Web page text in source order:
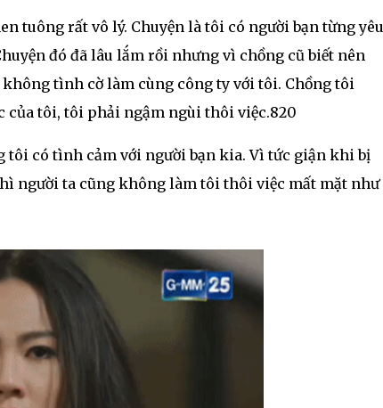
tuông rất vô lý. Chuyện là tôi có người bạn từng yêu
đó đã lâu lắm rồi nhưng vì chồng cũ biết nên
không tình cờ làm cùng công ty với tôi. Chồng tôi
của tôi, tôi phải ngậm ngùi thôi việc.820
tôi có tình cảm với người bạn kia. Vì tức giận khi bị
người ta cũng không làm tôi thôi việc mất mặt như